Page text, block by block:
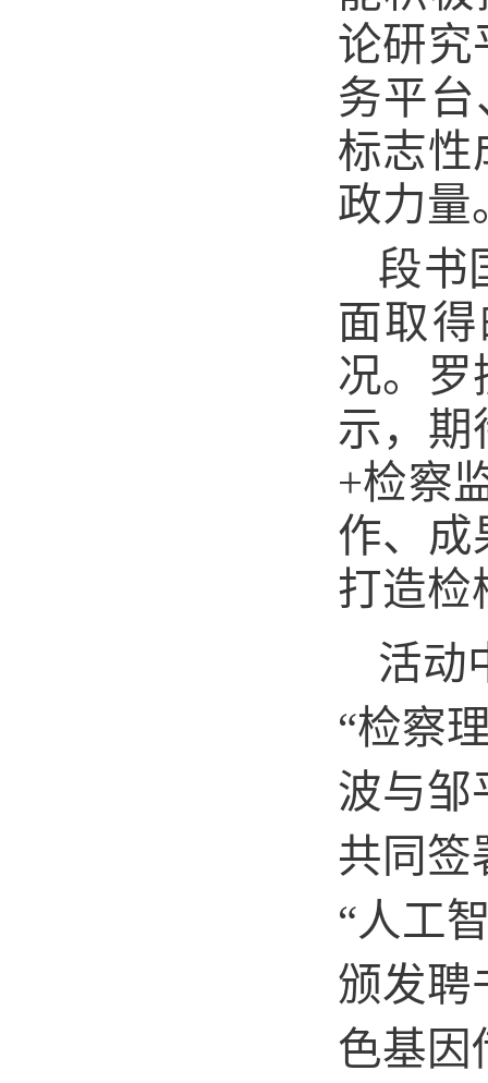
论研究
务平
标志性
政力量
段书
面取
况。罗
示，期
+检察
作、成
打造检
活动
“检察
波与邹
共同签
“人工
颁发聘
色基因